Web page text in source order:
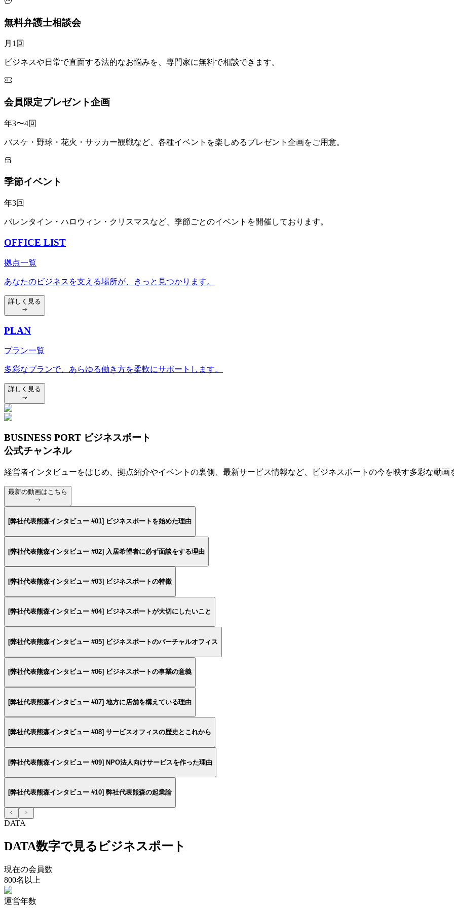
無料弁護士相談会
月1回
ビジネスや日常で直面する法的なお悩みを、専門家に無料で相談できます。
会員限定プレゼント企画
年3〜4回
バスケ・野球・花火・サッカー観戦など、各種イベントを楽しめるプレゼント企画をご用意。
季節イベント
年3回
バレンタイン・ハロウィン・クリスマスなど、季節ごとのイベントを開催しております。
OFFICE LIST
拠点一覧
あなたのビジネスを支える場所が、きっと見つかります。
詳しく見る
PLAN
プラン一覧
多彩なプランで、あらゆる働き方を柔軟にサポートします。
詳しく見る
BUSINESS PORT ビジネスポート
公式チャンネル
経営者インタビューをはじめ、拠点紹介やイベントの裏側、最新サービス情報など、ビジネスポートの今を映す多彩な動画
最新の動画はこちら
[弊社代表熊森インタビュー #01] ビジネスポートを始めた理由
[弊社代表熊森インタビュー #02] 入居希望者に必ず面談をする理由
[弊社代表熊森インタビュー #03] ビジネスポートの特徴
[弊社代表熊森インタビュー #04] ビジネスポートが大切にしたいこと
[弊社代表熊森インタビュー #05] ビジネスポートのバーチャルオフィス
[弊社代表熊森インタビュー #06] ビジネスポートの事業の意義
[弊社代表熊森インタビュー #07] 地方に店舗を構えている理由
[弊社代表熊森インタビュー #08] サービスオフィスの歴史とこれから
[弊社代表熊森インタビュー #09] NPO法人向けサービスを作った理由
[弊社代表熊森インタビュー #10] 弊社代表熊森の起業論
DATA
DATA数字で見るビジネスポート
現在の会員数
800名以上
運営年数